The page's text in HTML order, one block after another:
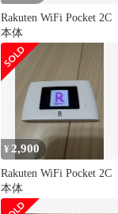
Rakuten WiFi Pocket 2C
本体
¥ 2,900
Rakuten WiFi Pocket 2C
本体